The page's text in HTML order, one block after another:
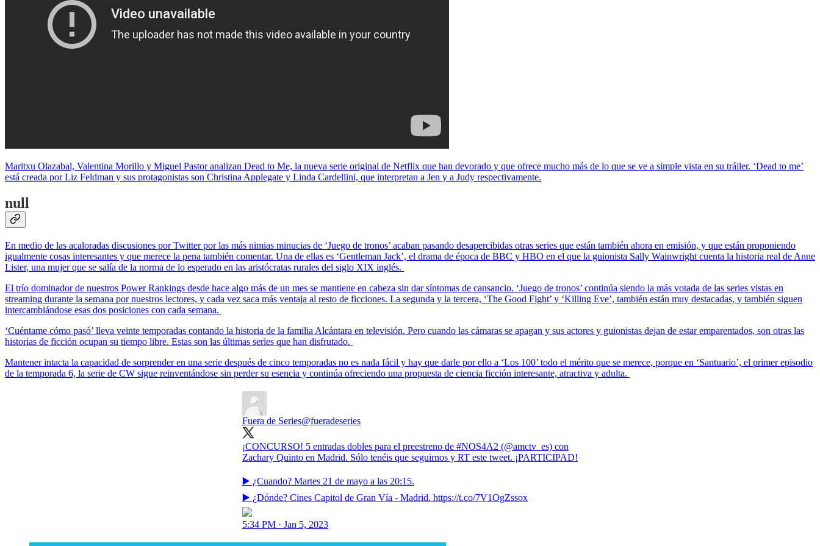
Maritxu Olazabal, Valentina Morillo y Miguel Pastor analizan Dead to Me, la nueva serie original de Netflix que han devorado y que ofrece mucho más de lo que se ve a simple vista en su tráiler. ‘Dead to me’
está creada por Liz Feldman y sus protagonistas son Christina Applegate y Linda Cardellini, que interpretan a Jen y a Judy respectivamente.
null
En medio de las acaloradas discusiones por Twitter por las más nimias minucias de ‘Juego de tronos’ acaban pasando desapercibidas otras series que están también ahora en emisión, y que están proponiendo
igualmente cosas interesantes y que merece la pena también comentar. Una de ellas es ‘Gentleman Jack’, el drama de época de BBC y HBO en el que la guionista Sally Wainwright cuenta la historia real de Anne
Lister, una mujer que se salía de la norma de lo esperado en las aristócratas rurales del siglo XIX inglés.
El trío dominador de nuestros Power Rankings desde hace algo más de un mes se mantiene en cabeza sin dar síntomas de cansancio. ‘Juego de tronos’ continúa siendo la más votada de las series vistas en
streaming durante la semana por nuestros lectores, y cada vez saca más ventaja al resto de ficciones. La segunda y la tercera, ‘The Good Fight’ y ‘Killing Eve’, también están muy destacadas, y también siguen
intercambiándose esas dos posiciones con cada semana.
‘Cuéntame cómo pasó’ lleva veinte temporadas contando la historia de la familia Alcántara en televisión. Pero cuando las cámaras se apagan y sus actores y guionistas dejan de estar emparentados, son otras las
historias de ficción ocupan su tiempo libre. Estas son las últimas series que han disfrutado.
Mantener intacta la capacidad de sorprender en una serie después de cinco temporadas no es nada fácil y hay que darle por ello a ‘Los 100’ todo el mérito que se merece, porque en ‘Santuario’, el primer episodio
de la temporada 6, la serie de CW sigue reinventándose sin perder su esencia y continúa ofreciendo una propuesta de ciencia ficción interesante, atractiva y adulta.
Fuera de Series@fueradeseries
¡CONCURSO! 5 entradas dobles para el preestreno de #NOS4A2 (@amctv_es) con
Zachary Quinto en Madrid. Sólo tenéis que seguirnos y RT este tweet. ¡PARTICIPAD!
▶️ ¿Cuando? Martes 21 de mayo a las 20:15.
▶️ ¿Dónde? Cines Capitol de Gran Vía - Madrid. https://t.co/7V1OgZssox
5:34 PM · Jan 5, 2023